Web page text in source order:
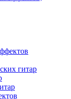
гитар